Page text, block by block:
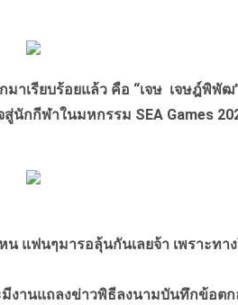
รียบร้อยแล้ว คือ “เจษ เจษฎ์พิพัฒ
กกีฬาในมหกรรม SEA Games
ฟนๆมารอลุ้นกันเลยจ้า เพราะทา
านแถลงข่าวพิธีลงนามบันทึกข้อตก